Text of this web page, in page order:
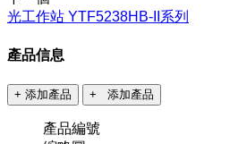
光工作站 YTF5238HB-II系列
產品信息
+ 添加產品 + 添加產品
產品編號